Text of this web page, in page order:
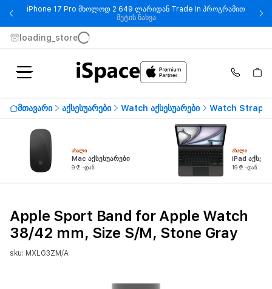
iPhone 17 Pro მხოლოდ 2 649 ლარიდან Trade In პროგრამით
მეტის ნახვა- iPhone 17 Pro მხოლოდ 2 649
loading_store
მთავარი აქსესუარები Watch აქსესუარები Watch Straps
ᲐᲮᲐᲚᲘ
Mac აქსესუარები
9 ₾ -დან
ᲐᲮᲐᲚᲘ
iPad
19 ₾ -დან
Apple Sport Band for Apple Watch
38/42 mm, Size S/M, Stone Gray
sku: MXLG3ZM/A